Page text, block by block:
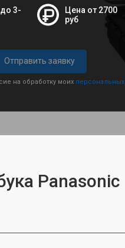
до 3-
Цена от 2700
руб
Отправить заявку
на обработку моих персональных
Panasonic